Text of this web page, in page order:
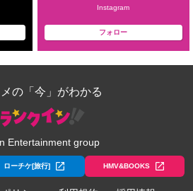
Instagram
フォロー
の「今」がわかる
Entertainment group
ローチケ[旅行] HMV&BOOKS